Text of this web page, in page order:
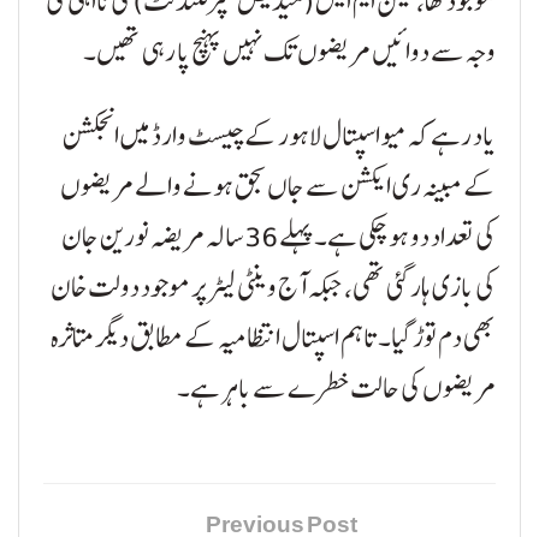
وجہ سے دوائیں مریضوں تک نہیں پہنچ پا رہی تھیں۔
یاد رہے کہ میو اسپتال لاہور کے چیسٹ وارڈ میں انجکشن
کے مبینہ ری ایکشن سے جاں بحق ہونے والے مریضوں
کی تعداد دو ہو چکی ہے۔ پہلے 36 سالہ مریضہ نورین جان
کی بازی ہار گئی تھی، جبکہ آج وینٹی لیٹر پر موجود دولت خان
بھی دم توڑ گیا۔ تاہم اسپتال انتظامیہ کے مطابق دیگر متاثرہ
مریضوں کی حالت خطرے سے باہر ہے۔
Previous Post